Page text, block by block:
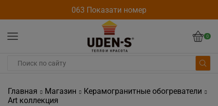
063 Показати номер
0
Главная Магазин
Керамогранитные обогреватели
Art коллекция